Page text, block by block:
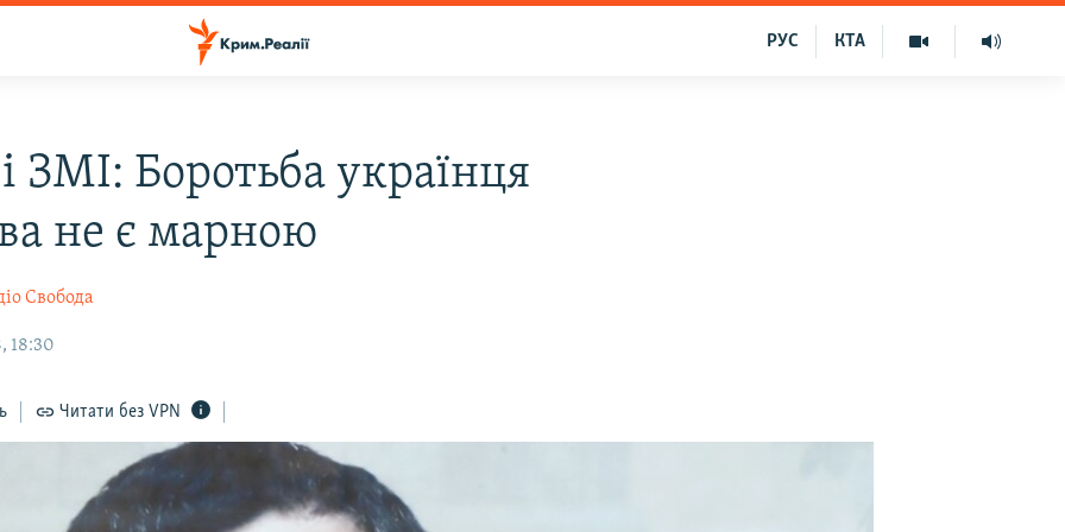
КТА
РУС
ЗМІ: Боротьба українця
не є марною
Свобода
18:30
Читати без VPN